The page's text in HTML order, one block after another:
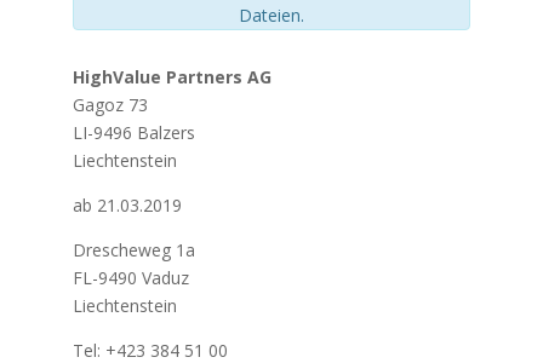
Dateien.
HighValue Partners AG
Gagoz 73
LI-9496 Balzers
Liechtenstein
ab 21.03.2019
Drescheweg 1a
FL-9490 Vaduz
Liechtenstein
Tel: +423 384 51 00